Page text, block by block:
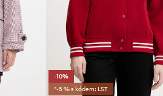
-10%
*-5 % s kódem: LST